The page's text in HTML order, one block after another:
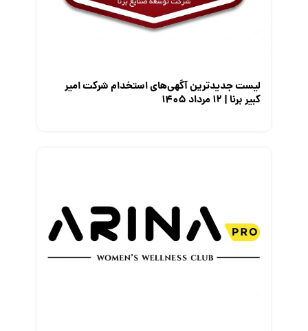
معرفی متخصصان منابع انسانی
لیست جدیدترین آگهی‌های استخدام شرکت امیر
کبیر برنا | ۱۲ مرداد ۱۴۰۵